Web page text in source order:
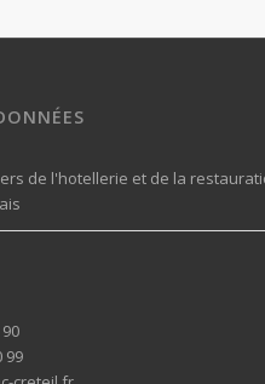
de l'hotellerie et de la
99